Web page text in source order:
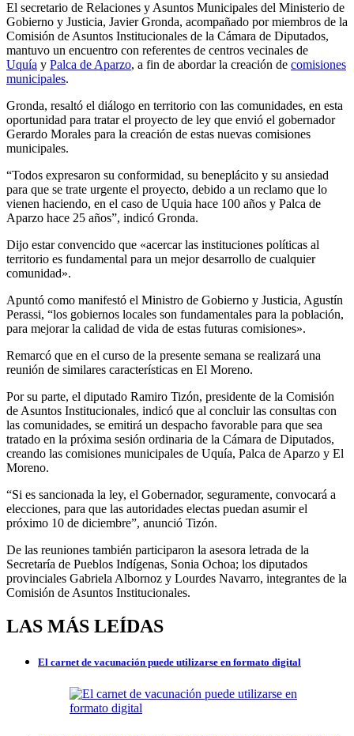
El secretario de Relaciones y Asuntos Municipales del Ministerio de
Gobierno y Justicia, Javier Gronda, acompañado por miembros de la
Comisión de Asuntos Institucionales de la Cámara de Diputados,
mantuvo un encuentro con referentes de centros vecinales de
Uquía y Palca de Aparzo, a fin de abordar la creación de comisiones
municipales.
Gronda, resaltó el diálogo en territorio con las comunidades, en esta
oportunidad para tratar el proyecto de ley que envió el gobernador
Gerardo Morales para la creación de estas nuevas comisiones
municipales.
“Todos expresaron su conformidad, su beneplácito y su ansiedad
para que se trate urgente el proyecto, debido a un reclamo que lo
vienen haciendo, en el caso de Uquia hace 100 años y Palca de
Aparzo hace 25 años”, indicó Gronda.
Dijo estar convencido que «acercar las instituciones políticas al
territorio es fundamental para un mejor desarrollo de cualquier
comunidad».
Apuntó como manifestó el Ministro de Gobierno y Justicia, Agustín
Perassi, “los gobiernos locales son fundamentales para la población,
para mejorar la calidad de vida de estas futuras comisiones».
Remarcó que en el curso de la presente semana se realizará una
reunión de similares características en El Moreno.
Por su parte, el diputado Ramiro Tizón, presidente de la Comisión
de Asuntos Institucionales, indicó que al concluir las consultas con
las comunidades, se emitirá un despacho favorable para que sea
tratado en la próxima sesión ordinaria de la Cámara de Diputados,
creando las comisiones municipales de Uquía, Palca de Aparzo y El
Moreno.
“Si es sancionada la ley, el Gobernador, seguramente, convocará a
elecciones, para que las autoridades electas puedan asumir el
próximo 10 de diciembre”, anunció Tizón.
De las reuniones también participaron la asesora letrada de la
Secretaría de Pueblos Indígenas, Sonia Ochoa; los diputados
provinciales Gabriela Albornoz y Lourdes Navarro, integrantes de la
Comisión de Asuntos Institucionales.
LAS MÁS LEÍDAS
El carnet de vacunación puede utilizarse en formato digital